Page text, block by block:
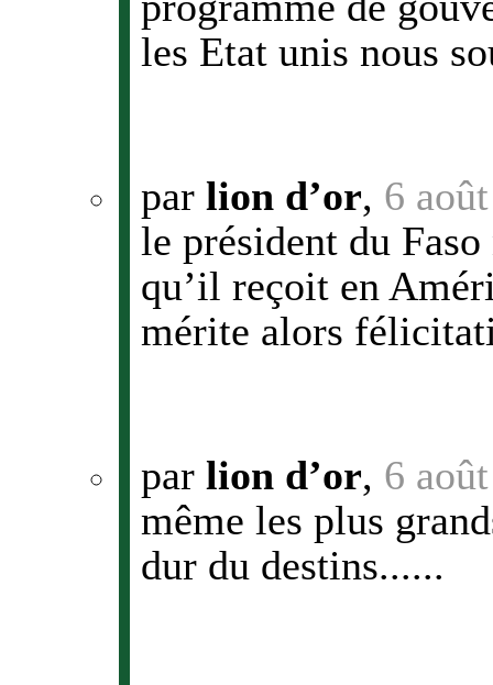
les Etat unis nous
par lion d’or, 6
le président du
qu’il reçoit en
mérite alors
par lion d’or, 6
même les plus
dur du destins......